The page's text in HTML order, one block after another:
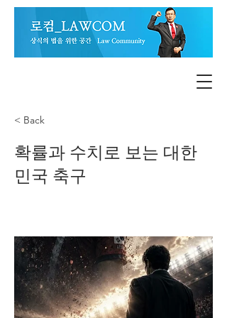
< Back
확률과 수치로 보는 대한
민국 축구